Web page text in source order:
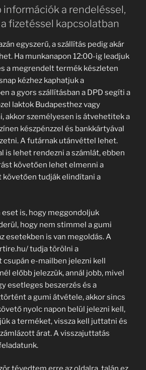
a rendeléssel,
fizetéssel kapcsolatban
egyszerű, a szállítás pedig akár
Ha munkanapon 12:00-ig leadjuk
a megrendelt termék készleten
kézhez kaphatjuk a
a gyors szállításban a DPD segíti a
laktok Budapesthez vagy
akkor személyesen is átvehetitek a
készpénzzel és bankkártyával
A futárnak utánvéttel lehet.
is lehet rendezni a számlát, ebben
követően lehet elmenni a
követően tudják elindítani a
is, hogy meggondoljuk
hogy nem stimmel a gumi
esetekben is van megoldás. A
tudja törölni a
csupán e-mailben jelezni kell
előbb jelezzük, annál jobb, mivel
esetleges beszerzés és a
a gumi átvétele, akkor sincs
nyolc napon belül jelezni kell,
a terméket, vissza kell juttatni és
árat. A visszajuttatás